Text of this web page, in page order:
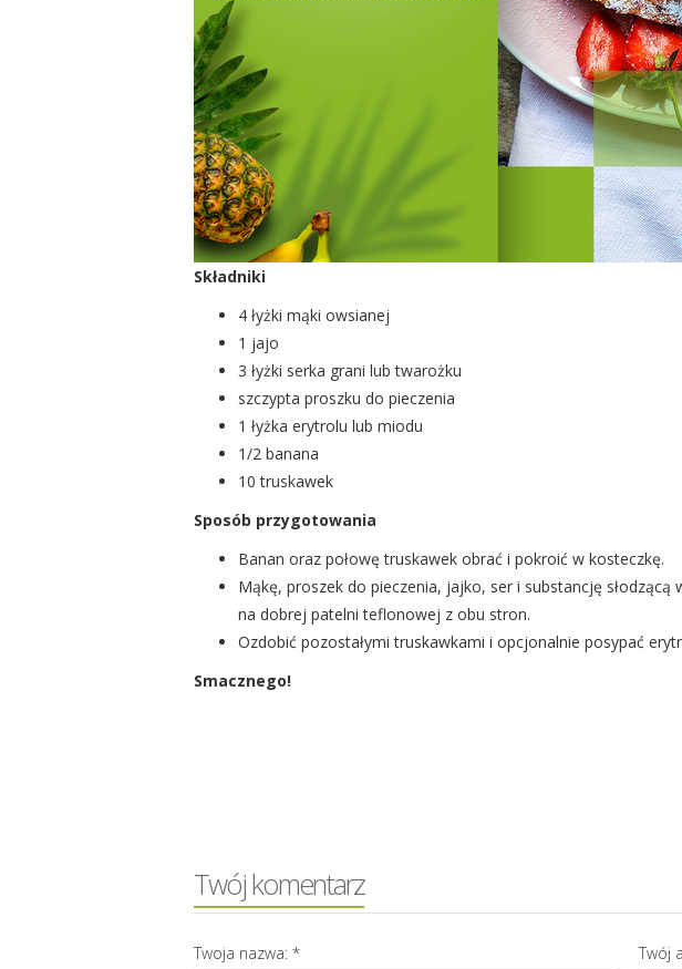
Składniki
4 łyżki mąki owsianej
1 jajo
3 łyżki serka grani lub twarożku
szczypta proszku do pieczenia
1 łyżka erytrolu lub miodu
1/2 banana
10 truskawek
Sposób przygotowania
Banan oraz połowę truskawek obrać i pokroić w kosteczkę.
Mąkę, proszek do pieczenia, jajko, ser i substancję
na dobrej patelni teflonowej z obu stron.
Ozdobić pozostałymi truskawkami i opcjonalnie posypać
Smacznego!
Twój komentarz
Twoja nazwa: * Twój